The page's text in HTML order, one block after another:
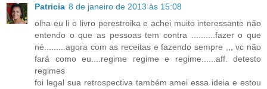
Patricia 8 de janeiro de 2013 às 15:08
olha eu li o livro perestroika e achei muito interessante não
entendo o que as pessoas tem contra ..........fazer o que
né.........agora com as receitas e fazendo sempre ,,, vc não
fará como eu....regime regime e regime......aff. detesto
regimes
foi legal sua retrospectiva também amei essa ideia e estou